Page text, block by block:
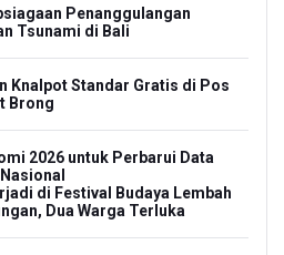
Penanggulangan
Tsunami di Bali
Knalpot Standar Gratis di Pos
Brong
2026 untuk Perbarui Data
di Festival Budaya Lembah
Dua Warga Terluka